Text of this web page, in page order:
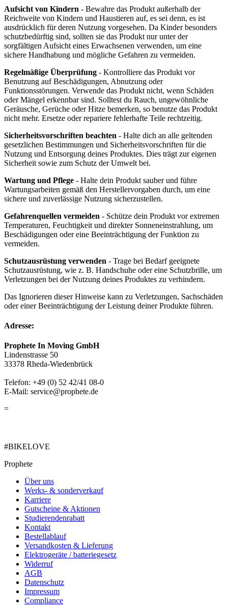
Aufsicht von Kindern - Bewahre das Produkt außerhalb der
Reichweite von Kindern und Haustieren auf, es sei denn, es ist
ausdrücklich für deren Nutzung vorgesehen. Da Kinder besonders
schutzbedürftig sind, sollten sie das Produkt nur unter der
sorgfältigen Aufsicht eines Erwachsenen verwenden, um eine
sichere Handhabung und mögliche Gefahren zu vermeiden.
Regelmäßige Überprüfung - Kontrolliere das Produkt vor
Benutzung auf Beschädigungen, Abnutzung oder
Funktionsstörungen. Verwende das Produkt nicht, wenn Schäden
oder Mängel erkennbar sind. Solltest du Rauch, ungewöhnliche
Geräusche, Gerüche oder Hitze bemerken, so benutze das Produkt
nicht mehr. Ersetze oder repariere fehlerhafte Teile rechtzeitig.
Sicherheitsvorschriften beachten - Halte dich an alle geltenden
gesetzlichen Bestimmungen und Sicherheitsvorschriften für die
Nutzung und Entsorgung deines Produktes. Dies trägt zur eigenen
Sicherheit sowie zum Schutz der Umwelt bei.
Wartung und Pflege - Halte dein Produkt sauber und führe
Wartungsarbeiten gemäß den Herstellervorgaben durch, um eine
sichere und zuverlässige Nutzung sicherzustellen.
Gefahrenquellen vermeiden - Schütze dein Produkt vor extremen
Temperaturen, Feuchtigkeit und direkter Sonneneinstrahlung, um
Beschädigungen oder eine Beeinträchtigung der Funktion zu
vermeiden.
Schutzausrüstung verwenden - Trage bei Bedarf geeignete
Schutzausrüstung, wie z. B. Handschuhe oder eine Schutzbrille, um
Verletzungen bei der Nutzung deines Produktes zu verhindern.
Das Ignorieren dieser Hinweise kann zu Verletzungen, Sachschäden
oder einer Beeinträchtigung der Leistung deiner Produkte führen.
Adresse:
Prophete In Moving GmbH
Lindenstrasse 50
33378 Rheda-Wiedenbrück
Telefon: +49 (0) 52 42/41 08-0
E-Mail: service@prophete.de
=
#BIKELOVE
Prophete
Über uns
Werks- & sonderverkauf
Karriere
Gutscheine & Aktionen
Studierendenrabatt
Kontakt
Bestellablauf
Versandkosten & Lieferung
Elektrogeräte / batteriegesetz
Widerruf
AGB
Datenschutz
Impressum
Compliance